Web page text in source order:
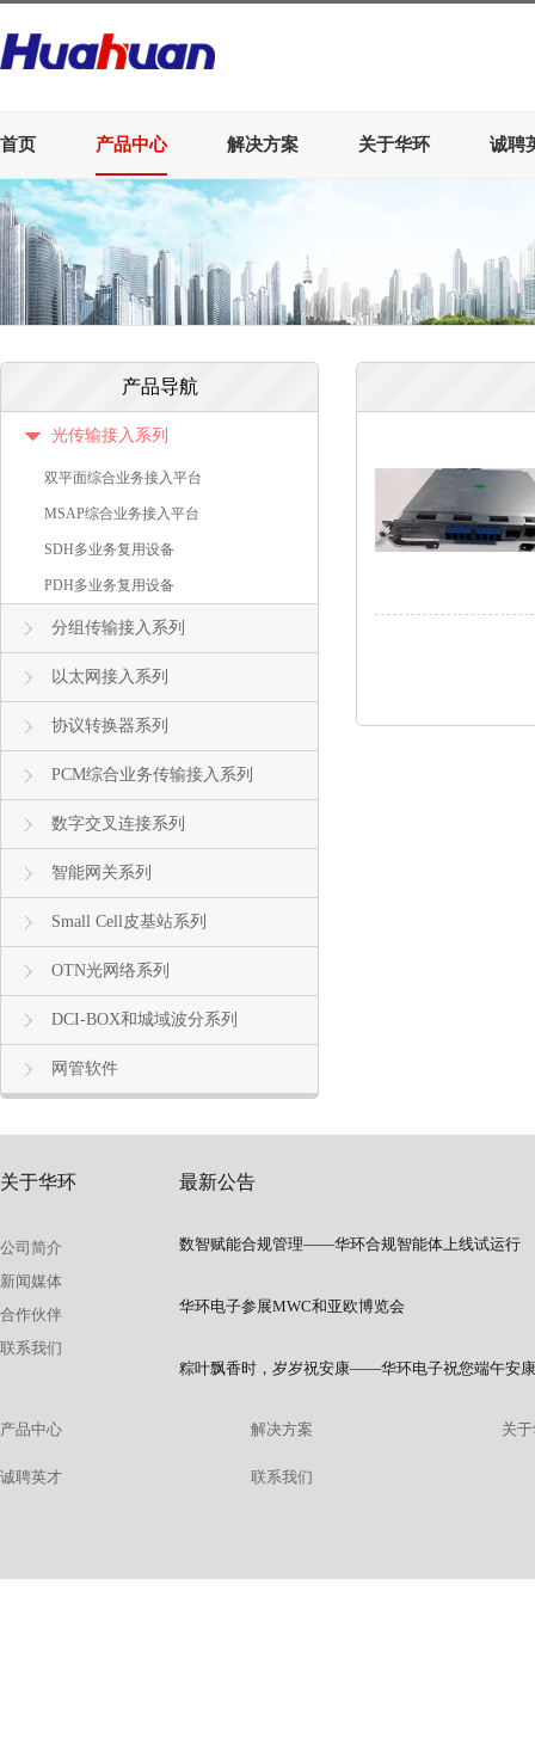
首页 产品中心 解决方案 关于华环 诚聘
产品导航
光传输接入系列
双平面综合业务接入平台
MSAP综合业务接入平台
SDH多业务复用设备
PDH多业务复用设备
分组传输接入系列
以太网接入系列
协议转换器系列
PCM综合业务传输接入系列
数字交叉连接系列
智能网关系列
Small Cell皮基站系列
OTN光网络系列
DCI-BOX和城域波分系列
网管软件
关于华环
公司简介
新闻媒体
合作伙伴
联系我们
最新公告
数智赋能合规管理——华环合规智能体上线试运行
华环电子参展MWC和亚欧博览会
粽叶飘香时，岁岁祝安康——华环电子祝您端午安康
产品中心 解决方案 关
诚聘英才 联系我们